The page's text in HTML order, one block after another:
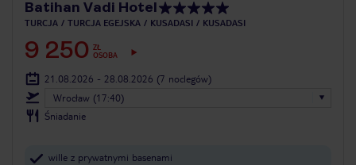
Batihan Vadi Hotel
TURCJA TURCJA EGEJSKA KUSADASI KUSADASI
9 250 ZŁ
OSOBA
21.08.2026 - 28.08.2026 (7 noclegów)
Wrocław (17:40)
Śniadanie
wille z prywatnymi basenami